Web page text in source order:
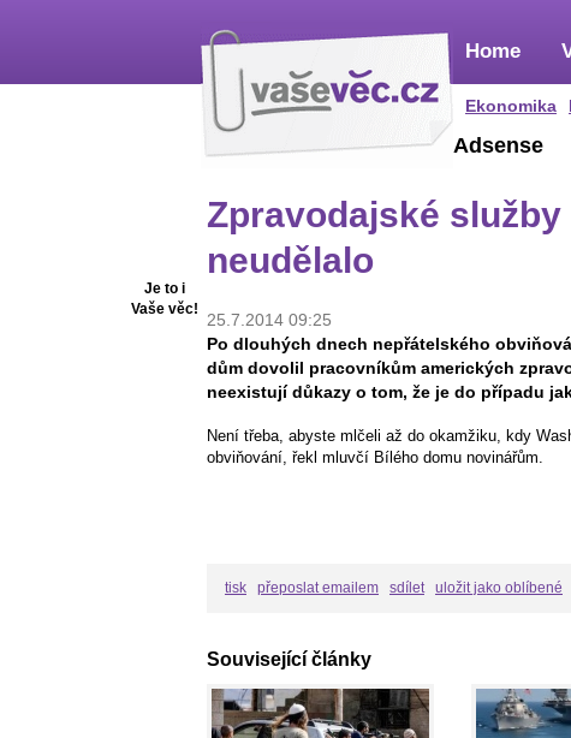
Home
Ekonomika
Je to i
Vaše věc!
Adsense
Zpravodajské služby
neudělalo
25.7.2014 09:25
Po dlouhých dnech nepřátelského
dům dovolil pracovníkům amerických
neexistují důkazy o tom, že je do případu
Není třeba, abyste mlčeli až do okamžiku, kdy
obviňování, řekl mluvčí Bílého domu novinářům.
tisk přeposlat emailem sdílet uložit jako oblíbené
Související články